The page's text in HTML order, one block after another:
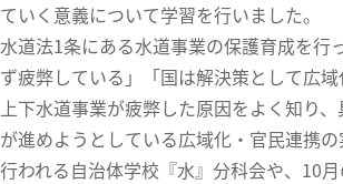
いく意義について学習を行いました。
道法1条にある水道事業の保護育成を行
疲弊している」「国は解決策として広
下水道事業が疲弊した原因をよく知り、
進めようとしている広域化・官民連携の
われる自治体学校『水』分科会や、10